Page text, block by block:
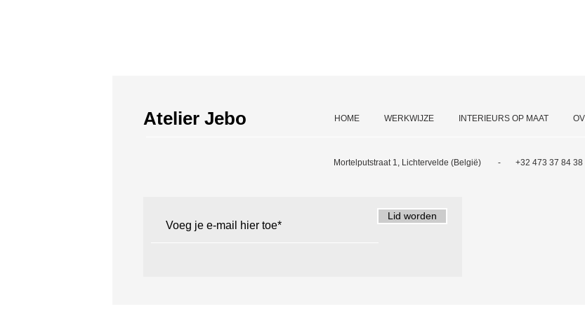
Atelier Jebo HOME WERKWIJZE INTERIEURS OP MAAT
Mortelputstraat 1, Lichtervelde (België) - +32 473 37
Lid worden